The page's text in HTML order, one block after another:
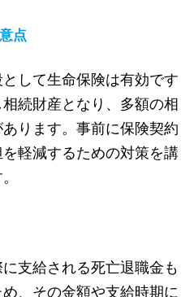
点
して生命保険は有効です
続財産となり、多額の相
ります。事前に保険契約
軽減するための対策を講
支給される死亡退職金も
、その金額や支給時期に